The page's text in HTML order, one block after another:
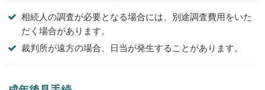
相続人の調査が必要となる場合には、別途調査費用をいた
だく場合があります。
裁判所が遠方の場合、日当が発生することがあります。